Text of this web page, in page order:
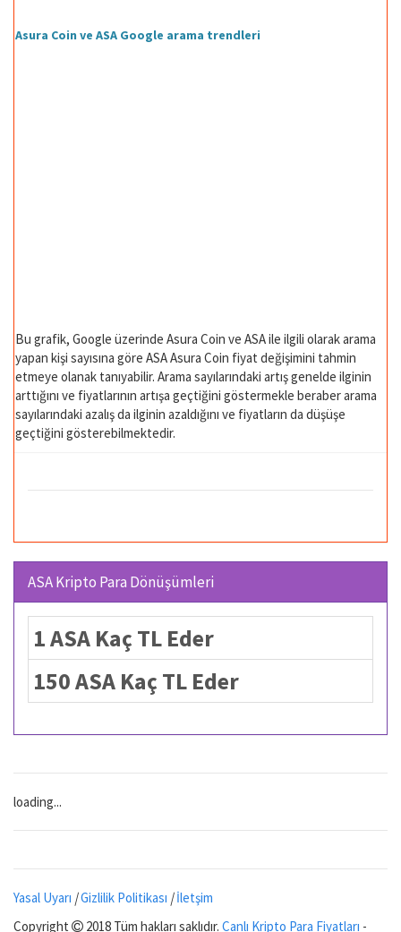
Asura Coin ve ASA Google arama trendleri
Bu grafik, Google üzerinde Asura Coin ve ASA ile ilgili olarak arama
yapan kişi sayısına göre ASA Asura Coin fiyat değişimini tahmin
etmeye olanak tanıyabilir. Arama sayılarındaki artış genelde ilginin
arttığını ve fiyatlarının artışa geçtiğini göstermekle beraber arama
sayılarındaki azalış da ilginin azaldığını ve fiyatların da düşüşe
geçtiğini gösterebilmektedir.
ASA Kripto Para Dönüşümleri
1 ASA Kaç TL Eder
150 ASA Kaç TL Eder
loading...
Yasal Uyarı |Gizlilik Politikası |İletşim
Copyright
2018 Tüm hakları saklıdır. Canlı Kripto Para Fiyatları -